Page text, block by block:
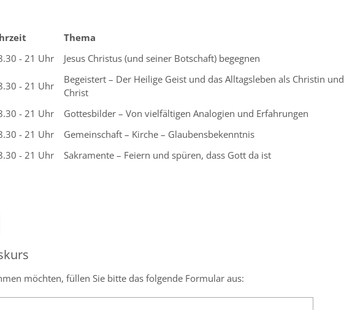
Thema
- 21 Uhr Jesus Christus (und seiner Botschaft) begegnen
- 21 Uhr
Begeistert – Der Heilige Geist und das Alltagsleben als Christin und
Christ
- 21 Uhr
Gottesbilder – Von vielfältigen Analogien und Erfahrungen
- 21 Uhr
Gemeinschaft – Kirche – Glaubensbekenntnis
- 21 Uhr Sakramente – Feiern und spüren, dass Gott da ist
möchten, füllen Sie bitte das folgende Formular aus: